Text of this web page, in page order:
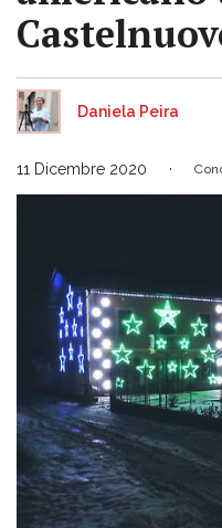
Daniela Peira
11 Dicembre 2020